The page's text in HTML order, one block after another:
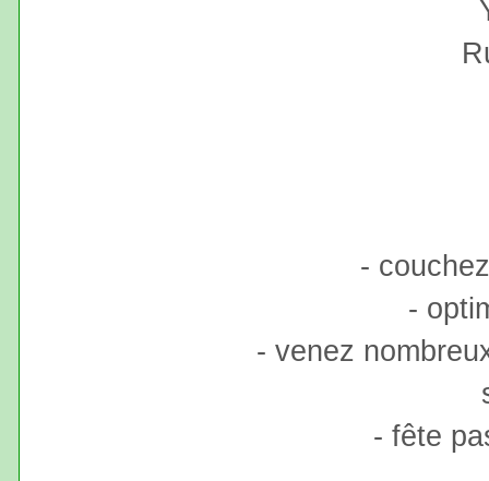
-
-
- venez
- fête